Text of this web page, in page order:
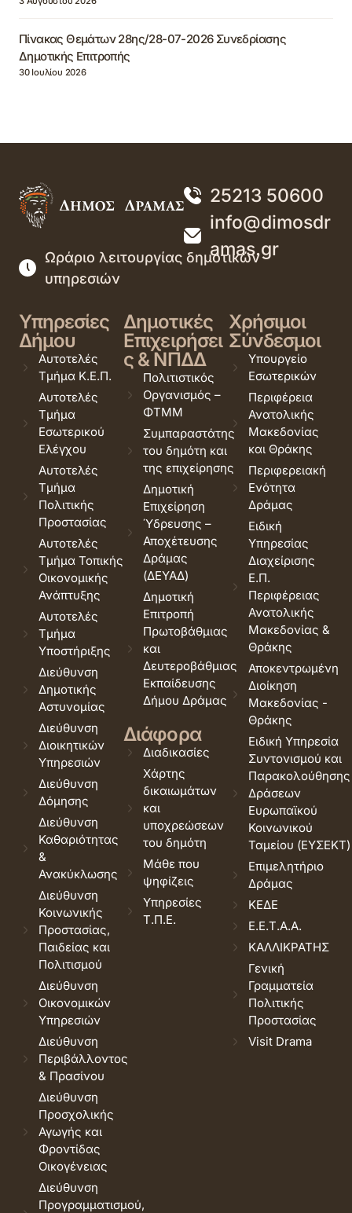
Πίνακας Θεμάτων 28ης/28-07-2026 Συνεδρίασης
Δημοτικής Επιτροπής
30 Ιουλίου 2026
25213 50600
info@dimosdr
amas.gr
Ωράριο λειτουργίας δημοτικών
υπηρεσιών
Υπηρεσίες
Δήμου
Αυτοτελές
Τμήμα Κ.Ε.Π.
Αυτοτελές
Τμήμα
Εσωτερικού
Ελέγχου
Αυτοτελές
Τμήμα
Πολιτικής
Προστασίας
Αυτοτελές
Τμήμα Τοπικής
Οικονομικής
Ανάπτυξης
Αυτοτελές
Τμήμα
Υποστήριξης
Διεύθυνση
Δημοτικής
Αστυνομίας
Διεύθυνση
Διοικητικών
Υπηρεσιών
Διεύθυνση
Δόμησης
Διεύθυνση
Καθαριότητας
&
Ανακύκλωσης
Διεύθυνση
Κοινωνικής
Προστασίας,
Παιδείας και
Πολιτισμού
Διεύθυνση
Οικονομικών
Υπηρεσιών
Διεύθυνση
Περιβάλλοντος
& Πρασίνου
Διεύθυνση
Προσχολικής
Αγωγής και
Φροντίδας
Οικογένειας
Διεύθυνση
Προγραμματισμού,
Δημοτικές
Επιχειρήσει
ς & ΝΠΔΔ
Πολιτιστικός
Οργανισμός –
ΦΤΜΜ
Συμπαραστάτης
του δημότη και
της επιχείρησης
Δημοτική
Επιχείρηση
Ύδρευσης –
Αποχέτευσης
Δράμας
(ΔΕΥΑΔ)
Δημοτική
Επιτροπή
Πρωτοβάθμιας
και
Δευτεροβάθμιας
Εκπαίδευσης
Δήμου Δράμας
Διάφορα
Διαδικασίες
Χάρτης
δικαιωμάτων
και
υποχρεώσεων
του δημότη
Μάθε που
ψηφίζεις
Υπηρεσίες
Τ.Π.Ε.
Χρήσιμοι
Σύνδεσμοι
Υπουργείο
Εσωτερικών
Περιφέρεια
Ανατολικής
Μακεδονίας
και Θράκης
Περιφερειακή
Ενότητα
Δράμας
Ειδική
Υπηρεσίας
Διαχείρισης
Ε.Π.
Περιφέρειας
Ανατολικής
Μακεδονίας &
Θράκης
Αποκεντρωμένη
Διοίκηση
Μακεδονίας -
Θράκης
Ειδική Υπηρεσία
Συντονισμού και
Παρακολούθησης
Δράσεων
Ευρωπαϊκού
Κοινωνικού
Ταμείου (ΕΥΣΕΚΤ)
Επιμελητήριο
Δράμας
ΚΕΔΕ
Ε.Ε.Τ.Α.Α.
ΚΑΛΛΙΚΡΑΤΗΣ
Γενική
Γραμματεία
Πολιτικής
Προστασίας
Visit Drama